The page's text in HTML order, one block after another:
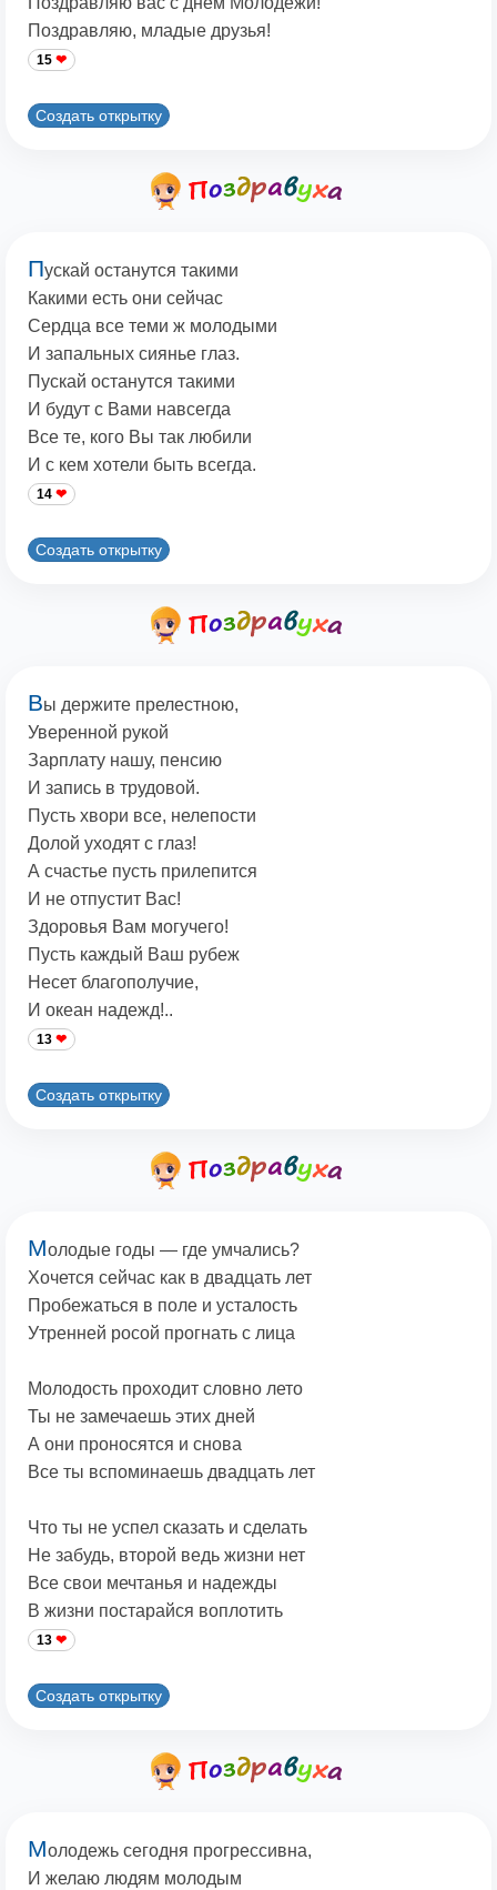
Поздравляю, младые друзья!
15
Создать открытку
Пускай останутся такими
Какими есть они сейчас
Сердца все теми ж молодыми
И запальных сиянье глаз.
Пускай останутся такими
И будут с Вами навсегда
Все те, кого Вы так любили
И с кем хотели быть всегда.
14
Создать открытку
Вы держите прелестною,
Уверенной рукой
Зарплату нашу, пенсию
И запись в трудовой.
Пусть хвори все, нелепости
Долой уходят с глаз!
А счастье пусть прилепится
И не отпустит Вас!
Здоровья Вам могучего!
Пусть каждый Ваш рубеж
Несет благополучие,
И океан надежд!..
13
Создать открытку
Молодые годы — где умчались?
Хочется сейчас как в двадцать лет
Пробежаться в поле и усталость
Утренней росой прогнать с лица
Молодость проходит словно лето
Ты не замечаешь этих дней
А они проносятся и снова
Все ты вспоминаешь двадцать лет
Что ты не успел сказать и сделать
Не забудь, второй ведь жизни нет
Все свои мечтанья и надежды
В жизни постарайся воплотить
13
Создать открытку
Молодежь сегодня прогрессивна,
И желаю людям молодым